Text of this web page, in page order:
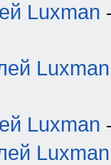
Luxman
Luxman
Luxman
Luxman